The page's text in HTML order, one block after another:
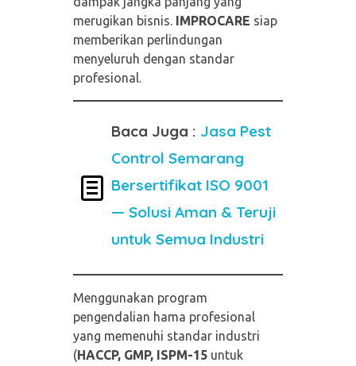
merugikan bisnis. IMPROCARE siap
memberikan perlindungan
menyeluruh dengan standar
profesional.
Baca Juga : Jasa Pest
Control Semarang
Bersertifikat ISO 9001
— Solusi Aman & Teruji
untuk Semua Industri
Menggunakan program
pengendalian hama profesional
yang memenuhi standar industri
(HACCP, GMP, ISPM-15untuk